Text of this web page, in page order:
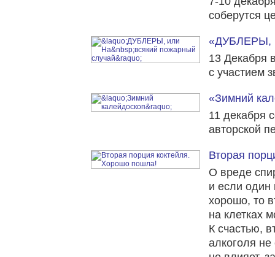
соберутся
«ДУБЛЕРЫ,
13 Декабря
c участием
«Зимний
11 декабря
авторской
Вторая
О вреде
и если один
хорошо, то
на клетках
К счастью,
алкоголя